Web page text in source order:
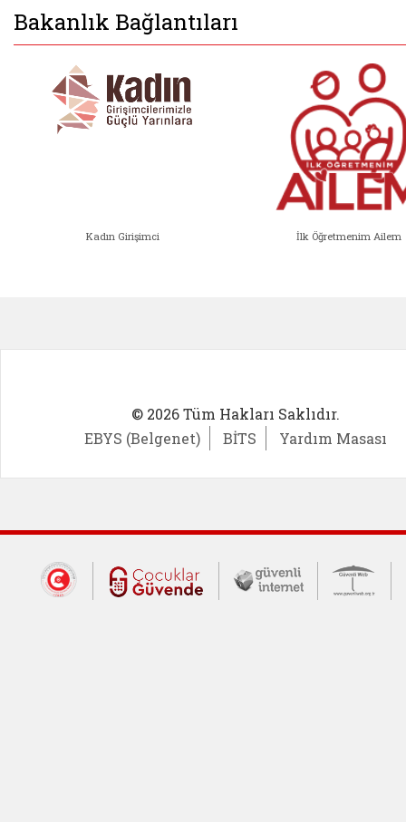
Bakanlık Bağlantıları
Kadın Girişimci İlk Öğretmenim Ailem
© 2026 Tüm Hakları Saklıdır.
EBYS (Belgenet)
BİTS Yardım Masası
Dış Bağlantılar
Cumhurbaşkanlığı İletişim Merkezi
Çocuklar Güvende (yeni
Güvenli